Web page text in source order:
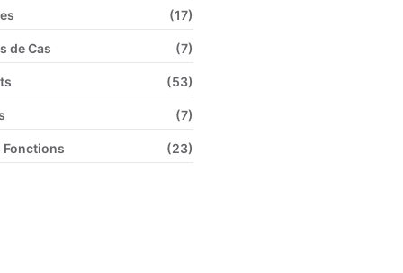
(17)
de Cas (7)
(53)
(7)
Fonctions (23)